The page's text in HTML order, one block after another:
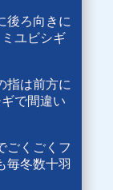
後ろ向きに
ユビシギ
指は前方に
で間違い
ごくごくフ
毎冬数十羽